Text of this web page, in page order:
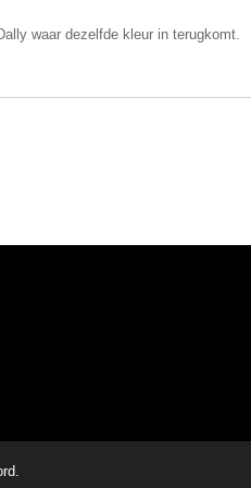
waar dezelfde kleur in terugkomt.